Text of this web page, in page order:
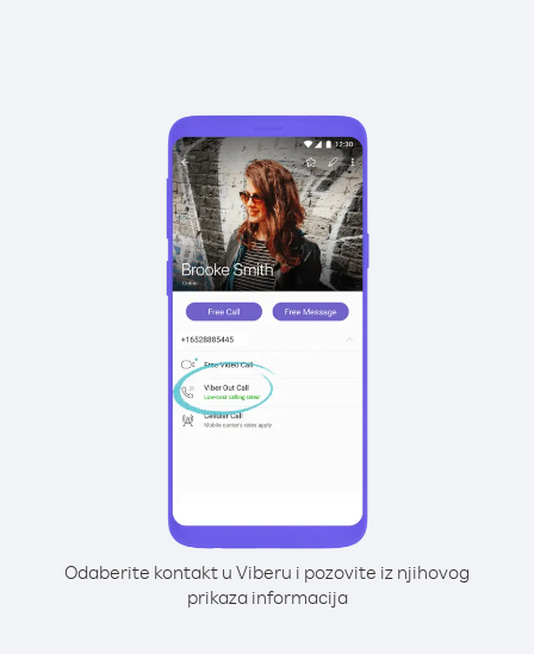
Odaberite kontakt u Viberu i pozovite iz njihovog
prikaza informacija